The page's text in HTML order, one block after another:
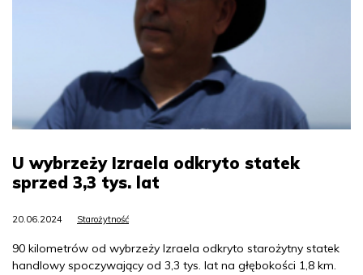
U wybrzeży Izraela odkryto statek
sprzed 3,3 tys. lat
20.06.2024 Starożytność
90 kilometrów od wybrzeży Izraela odkryto starożytny statek
handlowy spoczywający od 3,3 tys. lat na głębokości 1,8 km.